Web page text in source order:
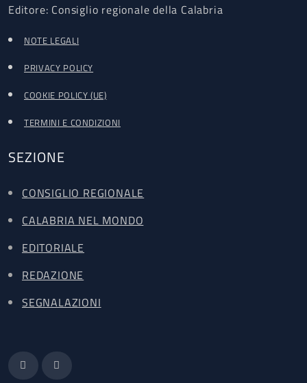
Editore: Consiglio regionale della Calabria
NOTE LEGALI
PRIVACY POLICY
COOKIE POLICY (UE)
TERMINI E CONDIZIONI
SEZIONE
CONSIGLIO REGIONALE
CALABRIA NEL MONDO
EDITORIALE
REDAZIONE
SEGNALAZIONI